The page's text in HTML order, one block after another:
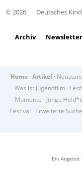
© 2026 Deutsches
Archiv Newsletter
Home · Artikel ·
Was ist Jugendfilm ·
Momente · Junge
Festival · Erweiterte Suche
Ein Angebot